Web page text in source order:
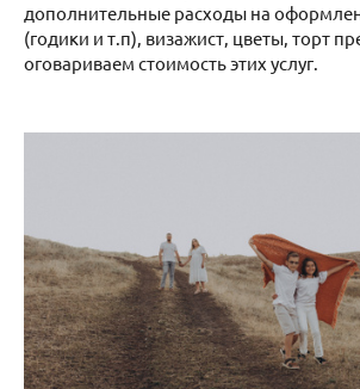
дополнительные расходы на
(годики и т.п), визажист, цветы, торт
оговариваем стоимость этих услуг.